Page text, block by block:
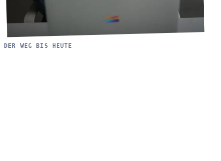
DER WEG BIS HEUTE